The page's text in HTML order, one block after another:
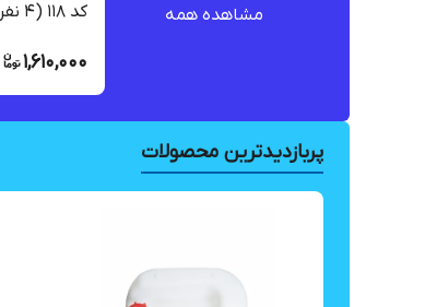
مشاهده همه
کد ۱۱۸ (۴ نفره )
1,610,000
پربازدیدترین محصولات